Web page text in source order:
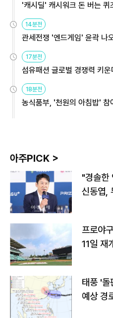
'캐시딜' 캐시워크 돈 버는 퀴
14분전
관세전쟁 '엔드게임' 윤곽 나
용해야
17분전
섬유패션 글로벌 경쟁력 키
원
18분전
농식품부, '천원의 아침밥'
아주PICK >
"경솔한
신동엽,
프로야
11일 재
태풍 '돌
예상 경